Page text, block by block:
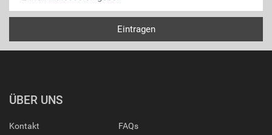
ÜBER UNS
Kontakt FAQs